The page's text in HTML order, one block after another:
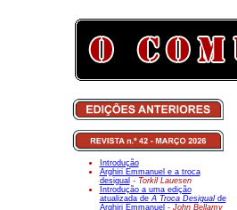
Introdução
Arghiri Emmanuel e a troca
desigual - Torkil Lauesen
Introdução a uma edição
atualizada deA Troca Desigualde
Arghiri Emmanuel - John Bellamy